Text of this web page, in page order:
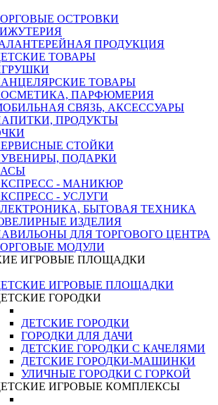
ОСТРОВКИ
ПРОДУКЦИЯ
ТОВАРЫ
ТОВАРЫ
ПАРФЮМЕРИЯ
СВЯЗЬ, АКСЕССУАРЫ
ПРОДУКТЫ
СТОЙКИ
ПОДАРКИ
- МАНИКЮР
- УСЛУГИ
БЫТОВАЯ ТЕХНИКА
ИЗДЕЛИЯ
ДЛЯ ТОРГОВОГО ЦЕНТРА
МОДУЛИ
ИГРОВЫЕ ПЛОЩАДКИ
ИГРОВЫЕ ПЛОЩАДКИ
ГОРОДКИ
ДЕТСКИЕ ГОРОДКИ
ГОРОДКИ ДЛЯ ДАЧИ
ДЕТСКИЕ ГОРОДКИ С КАЧЕЛЯМИ
ДЕТСКИЕ ГОРОДКИ-МАШИНКИ
УЛИЧНЫЕ ГОРОДКИ С ГОРКОЙ
ИГРОВЫЕ КОМПЛЕКСЫ